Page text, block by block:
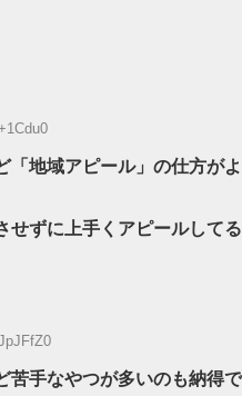
「地域アピール」の仕方がよ
せずに上手くアピールしてる
苦手なやつが多いのも納得で